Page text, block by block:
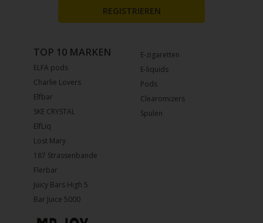
E-zigaretten
E-liquids
Pods
Clearomizers
Spulen
TOP 10 MARKEN
ELFA pods
Charlie Lovers
Elfbar
SKE CRYSTAL
ElfLiq
Lost Mary
187 Strassenbande
Flerbar
Juicy Bars High 5
Bar Juice 5000
REGISTRIEREN